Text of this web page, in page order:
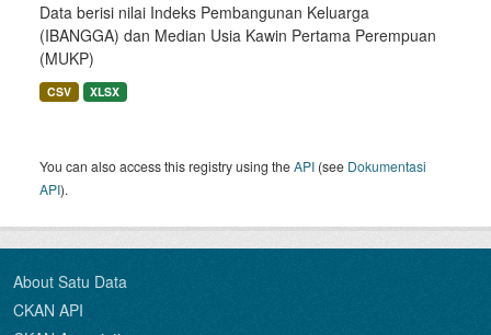
Data berisi nilai Indeks Pembangunan Keluarga
(IBANGGA) dan Median Usia Kawin Pertama Perempuan
(MUKP)
CSV XLSX
You can also access this registry using theAPI (see Dokumentasi
API).
About Satu Data
CKAN API